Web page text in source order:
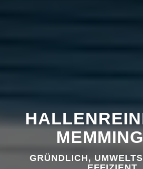
GRÜNDLICH,